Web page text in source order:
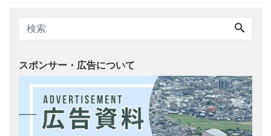
スポンサー・広告について